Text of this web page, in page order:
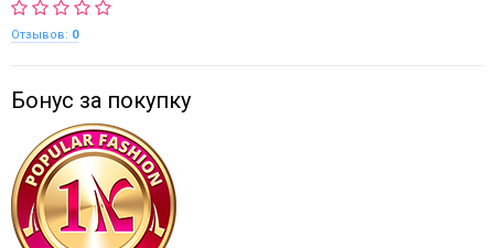
Отзывов: 0
Бонус за покупку